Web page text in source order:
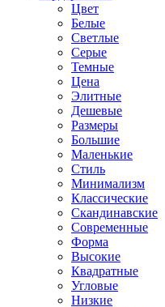
Цвет
Белые
Светлые
Серые
Темные
Цена
Элитные
Дешевые
Размеры
Большие
Маленькие
Стиль
Минимализм
Классические
Скандинавские
Современные
Форма
Высокие
Квадратные
Угловые
Низкие